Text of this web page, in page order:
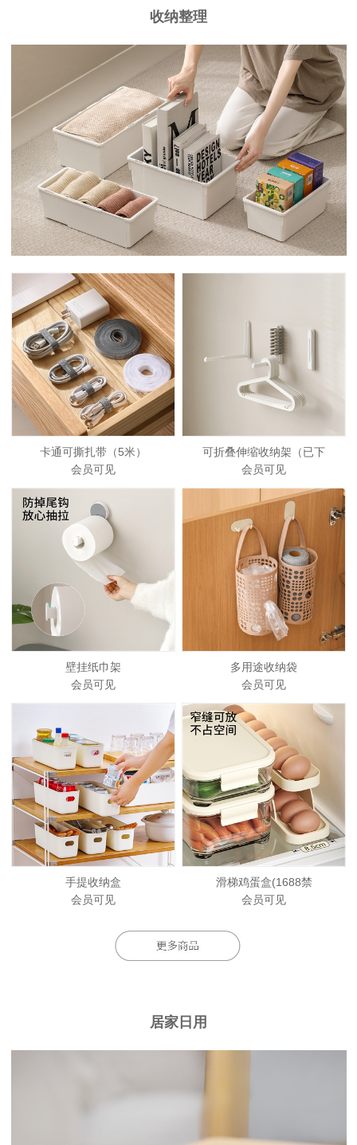
收纳整理
卡通可撕扎带（5米）
会员可见
可折叠伸缩收纳架（已下
会员可见
壁挂纸巾架
会员可见
多用途收纳袋
会员可见
手提收纳盒
会员可见
滑梯鸡蛋盒(1688禁
会员可见
居家日用